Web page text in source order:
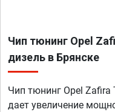
Чип тюнинг Opel
дизель в Брянске
Чип тюнинг Opel Zafira
дает увеличение